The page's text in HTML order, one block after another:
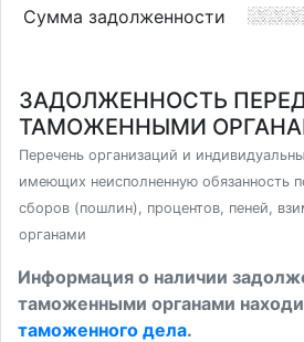
Сумма задолженности
ЗАДОЛЖЕННОСТЬ
ТАМОЖЕННЫМИ
Перечень организаций и
имеющих неисполненную обязанность
сборов (пошлин), процентов, пеней,
органами
Информация о наличии
таможенными органами
таможенного дела.